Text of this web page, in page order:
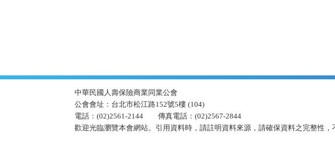
中華民國人壽保險商業同業公會
公會會址：台北市松江路152號5樓 (104)
電話：(02)2561-2144
傳真電話：(02)2567-2844
歡迎光臨瀏覽本會網站。引用資料時，請註明資料來源，請確保資料之完整性，